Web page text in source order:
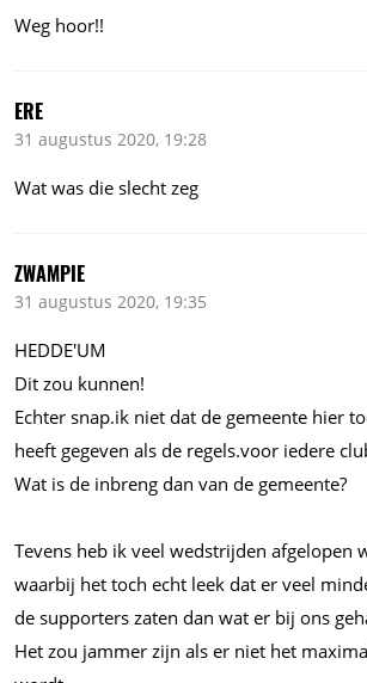
Weg hoor!!
ERE
31 augustus 2020, 19:28
Wat was die slecht zeg
ZWAMPIE
31 augustus 2020, 19:35
HEDDE'UM
Dit zou kunnen!
Echter snap.ik niet dat de gemeente hier
heeft gegeven als de regels.voor iedere
Wat is de inbreng dan van de gemeente?
Tevens heb ik veel wedstrijden afgelopen
waarbij het toch echt leek dat er veel
de supporters zaten dan wat er bij ons
Het zou jammer zijn als er niet het